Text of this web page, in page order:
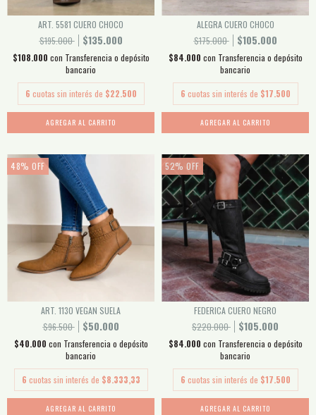
ART. 5581 CUERO CHOCO
$195.000
$135.000
$108.000 con Transferencia o depósito
bancario
6 cuotas sin interés de $22.500
AGREGAR AL CARRITO
ALEGRA CUERO CHOCO
$175.000
$105.000
$84.000 con Transferencia o depósito
bancario
6 cuotas sin interés de $17.500
AGREGAR AL CARRITO
48% OFF
ART. 1130 VEGAN SUELA
$96.500
$50.000
$40.000 con Transferencia o depósito
bancario
6 cuotas sin interés de $8.333,33
AGREGAR AL CARRITO
52% OFF
FEDERICA CUERO NEGRO
$220.000
$105.000
$84.000 con Transferencia o depósito
bancario
6 cuotas sin interés de $17.500
AGREGAR AL CARRITO